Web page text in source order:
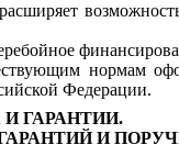
нормам
Федерации.
ГАРАНТИИ.
И